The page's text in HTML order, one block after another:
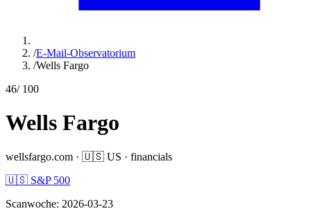
/E-Mail-Observatorium
/Wells Fargo
46/ 100
Wells Fargo
wellsfargo.com · 🇺🇸 US · financials
🇺🇸 S&P 500
Scanwoche: 2026-03-23